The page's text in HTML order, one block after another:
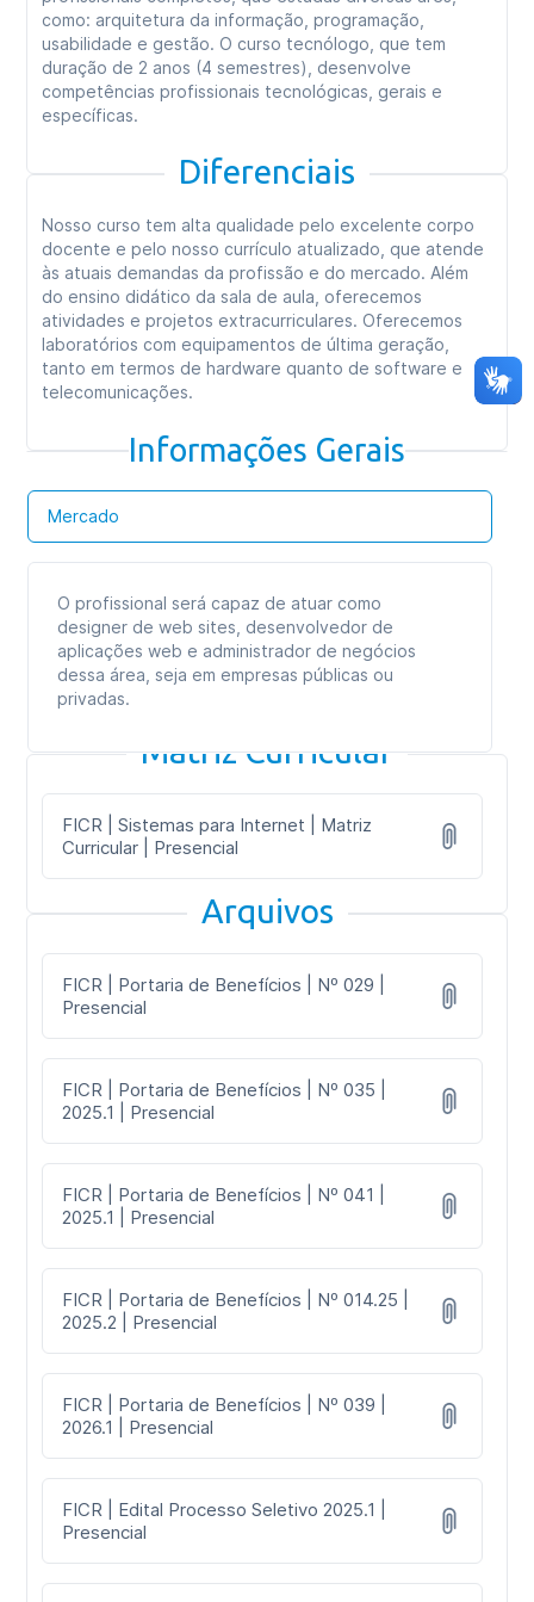
como: arquitetura da informação, programação,
usabilidade e gestão. O curso tecnólogo, que tem
duração de 2 anos (4 semestres), desenvolve
competências profissionais tecnológicas, gerais e
específicas.
Diferenciais
Nosso curso tem alta qualidade pelo excelente corpo
docente e pelo nosso currículo atualizado, que atende
às atuais demandas da profissão e do mercado. Além
do ensino didático da sala de aula, oferecemos
atividades e projetos extracurriculares. Oferecemos
laboratórios com equipamentos de última geração,
tanto em termos de hardware quanto de software e
telecomunicações.
Informações Gerais
Mercado
O profissional será capaz de atuar como
designer de web sites, desenvolvedor de
aplicações web e administrador de negócios
dessa área, seja em empresas públicas ou
privadas.
Matriz Curricular
FICR | Sistemas para Internet | Matriz
Curricular | Presencial
Arquivos
FICR | Portaria de Benefícios | Nº 029 |
Presencial
FICR | Portaria de Benefícios | Nº 035 |
2025.1 | Presencial
FICR | Portaria de Benefícios | Nº 041 |
2025.1 | Presencial
FICR | Portaria de Benefícios | Nº 014.25 |
2025.2 | Presencial
FICR | Portaria de Benefícios | Nº 039 |
2026.1 | Presencial
FICR | Edital Processo Seletivo 2025.1 |
Presencial